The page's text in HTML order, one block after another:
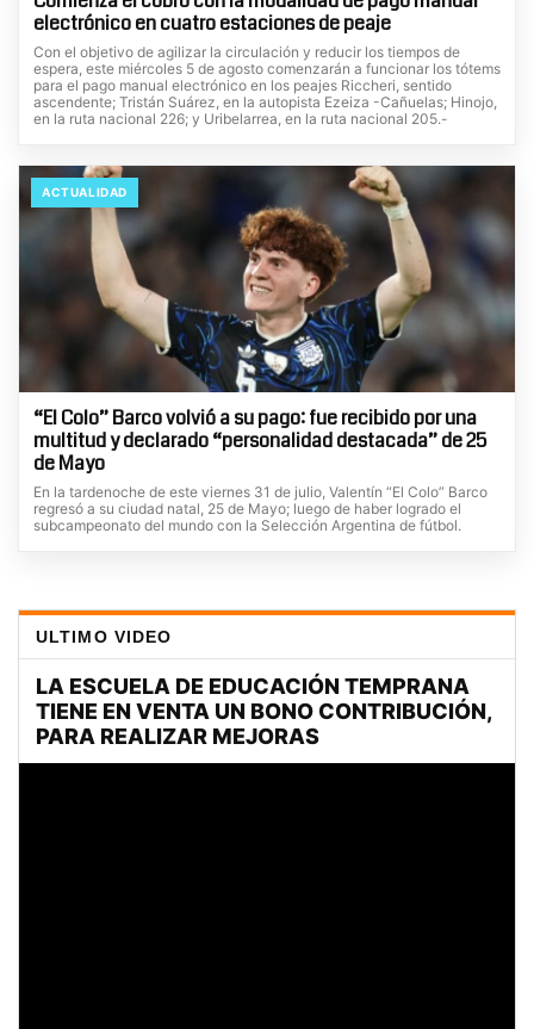
electrónico en cuatro estaciones de peaje
Con el objetivo de agilizar la circulación y reducir los tiempos de
espera, este miércoles 5 de agosto comenzarán a funcionar los tótems
para el pago manual electrónico en los peajes Riccheri, sentido
ascendente; Tristán Suárez, en la autopista Ezeiza -Cañuelas; Hinojo,
en la ruta nacional 226; y Uribelarrea, en la ruta nacional 205.-
ACTUALIDAD
“El Colo” Barco volvió a su pago: fue recibido por una
multitud y declarado “personalidad destacada” de 25
de Mayo
En la tardenoche de este viernes 31 de julio, Valentín “El Colo” Barco
regresó a su ciudad natal, 25 de Mayo; luego de haber logrado el
subcampeonato del mundo con la Selección Argentina de fútbol.
ULTIMO VIDEO